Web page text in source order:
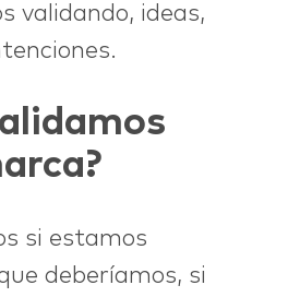
validando, ideas,
si estamos
deberíamos, si